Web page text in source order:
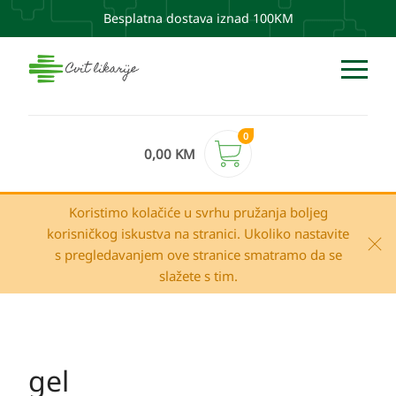
Besplatna dostava iznad 100KM
0,00 KM
0
Koristimo kolačiće u svrhu pružanja boljeg
korisničkog iskustva na stranici. Ukoliko nastavite
s pregledavanjem ove stranice smatramo da se
slažete s tim.
gel